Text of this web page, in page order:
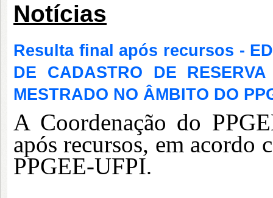
Notícias
Resulta final após recursos -
DE CADASTRO DE
MESTRADO NO ÂMBITO DO
A Coordenação do
após recursos, em
PPGEE-UFPI.